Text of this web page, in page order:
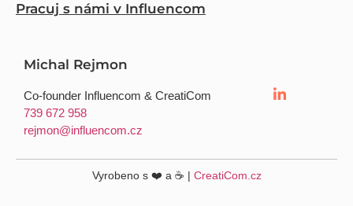
Pracuj s námi v Influencom
Michal Rejmon
Co-founder Influencom & CreatiCom
739 672 958
rejmon@influencom.cz
Vyrobeno s ❤️ a ☕ | CreatiCom.cz